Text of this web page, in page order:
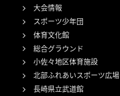
大会情報
スポーツ少年団
体育文化館
総合グラウンド
小佐々地区体育施設
北部ふれあいスポーツ広場
長崎県立武道館